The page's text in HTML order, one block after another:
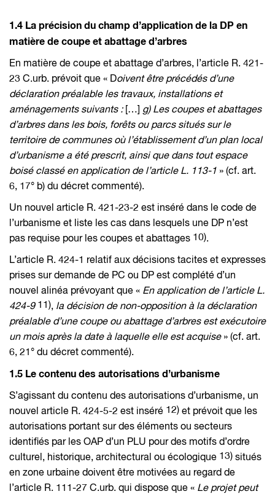
1.4 La précision du champ d’application de la DP en
matière de coupe et abattage d’arbres
En matière de coupe et abattage d’arbres, l’article R. 421-
23 C.urb. prévoit que « Doivent être précédés d’une
déclaration préalable les travaux, installations et
aménagements suivants :[…] g) Les coupes et abattages
d’arbres dans les bois, forêts ou parcs situés sur le
territoire de communes où l’établissement d’un plan local
d’urbanisme a été prescrit, ainsi que dans tout espace
boisé classé en application de l’article L. 113-1 » (cf. art.
6, 17° b) du décret commenté).
Un nouvel article R. 421-23-2 est inséré dans le code de
l’urbanisme et liste les cas dans lesquels une DP n’est
pas requise pour les coupes et abattages 10).
L’article R. 424-1 relatif aux décisions tacites et expresses
prises sur demande de PC ou DP est complété d’un
nouvel alinéa prévoyant que « En application de l’article L.
424-9 11), la décision de non-opposition à la déclaration
préalable d’une coupe ou abattage d’arbres est exécutoire
un mois après la date à laquelle elle est acquise» (cf. art.
6, 21° du décret commenté).
1.5 Le contenu des autorisations d’urbanisme
S’agissant du contenu des autorisations d’urbanisme, un
nouvel article R. 424-5-2 est inséré 12) et prévoit que les
autorisations portant sur des éléments ou secteurs
identifiés par les OAP d’un PLU pour des motifs d’ordre
culturel, historique, architectural ou écologique 13) situés
en zone urbaine doivent être motivées au regard de
l’article R. 111-27 C.urb. qui dispose que « Le projet peut